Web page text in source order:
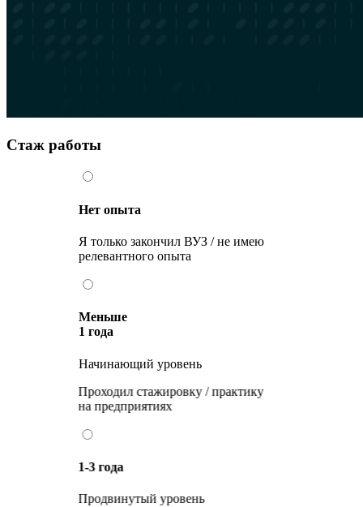
Стаж работы
Нет опыта
Я только закончил ВУЗ / не имею
релевантного опыта
Меньше
1 года
Начинающий уровень
Проходил стажировку / практику
на предприятиях
1-3 года
Продвинутый уровень